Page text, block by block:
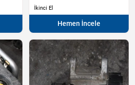
İkinci El
Hemen İncele